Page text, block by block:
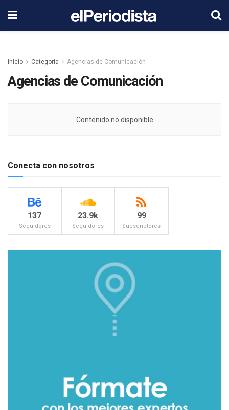
Inicio Categoría Agencias de Comunicación
Agencias de Comunicación
Contenido no disponible
Conecta con nosotros
137
Seguidores
23.9k
Seguidores
99
Subscriptores